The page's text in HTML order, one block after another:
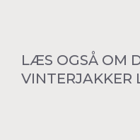
LÆS OGSÅ OM
VINTERJAKKER